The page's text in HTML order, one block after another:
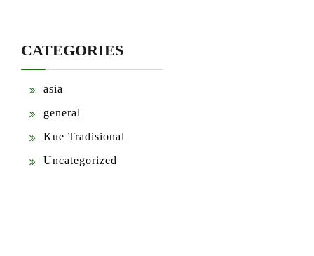
CATEGORIES
asia
general
Kue Tradisional
Uncategorized